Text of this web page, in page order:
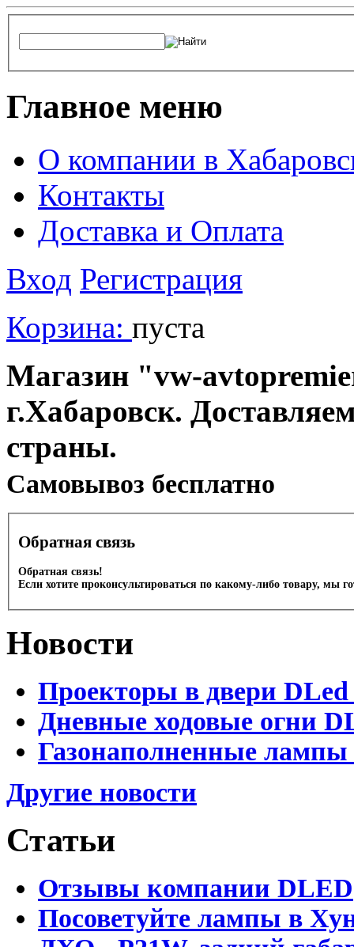
Главное меню
О компании в
Контакты
Доставка и Оплата
Вход Регистрация
Корзина: пуста
Магазин "vw-
г.Хабаровск.
страны.
Cамовывоз бесплатно
Обратная связь
Обратная связь!
Если хотите проконсультироваться по какому-либо товару, мы
Новости
Проекторы в двери DLed
Дневные ходовые огни
Газонаполненные
Другие новости
Статьи
Отзывы компании DLED
Посоветуйте лампы в